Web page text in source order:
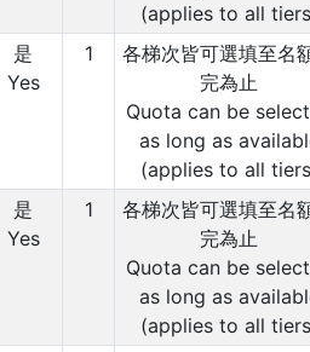
(applies to all
是
Yes
1
各梯次皆可選填至名
完為止
Quota can be
as long as
(applies to all
是
Yes
1
各梯次皆可選填至名
完為止
Quota can be
as long as
(applies to all